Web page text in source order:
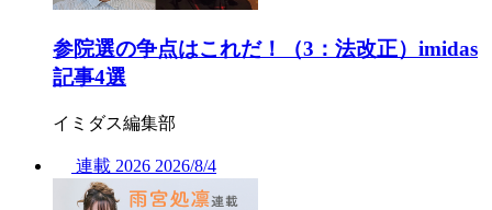
参院選の争点はこれだ！（3：法改正）imidas
記事4選
イミダス編集部
連載 2026 2026/8/4